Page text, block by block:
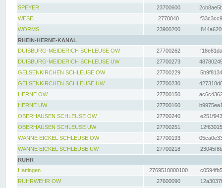
SPEYER
23700600
WESEL
2770040
WORMS
23900200
RHEIN-HERNE-KANAL
DUISBURG-MEIDERICH SCHLEUSE OW
27700262
DUISBURG-MEIDERICH SCHLEUSE UW
27700273
GELSENKIRCHEN SCHLEUSE OW
27700229
GELSENKIRCHEN SCHLEUSE UW
27700230
HERNE OW
27700150
HERNE UW
27700160
OBERHAUSEN SCHLEUSE OW
27700240
OBERHAUSEN SCHLEUSE UW
27700251
WANNE EICKEL SCHLEUSE OW
27700193
WANNE EICKEL SCHLEUSE UW
27700218
RUHR
Hattingen
2769510000100
RUHRWEHR OW
27600090